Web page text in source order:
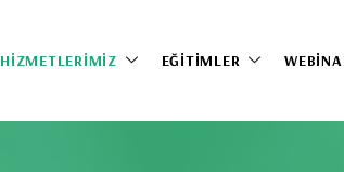
HIZMETLERIMIZ EĞITIMLER